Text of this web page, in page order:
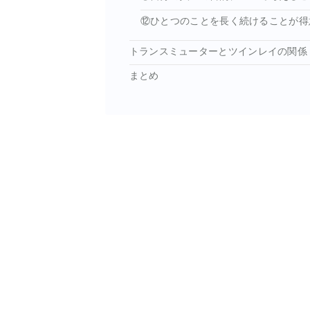
⑫ひとつのことを長く続けることが得
トランスミューターとツインレイの関係
まとめ